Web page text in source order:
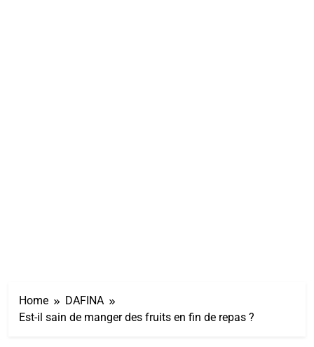
Home
DAFINA
Est-il sain de manger des fruits en fin de repas ?